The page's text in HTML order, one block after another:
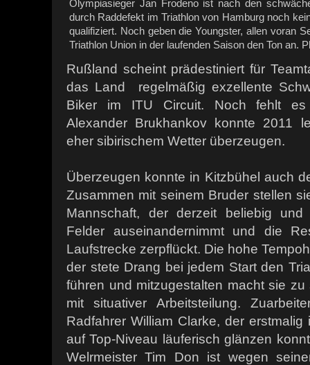
Olympiasieger Jan Frodeno ist nach den
durch Raddefekt im Triathlon von Hamburg noch
qualifiziert. Noch geben die Youngster, allen voran
Triathlon Union in der laufenden Saison den Ton an.
Rußland scheint prädestiniert für
das Land regelmäßig exzellente
Biker im ITU Circuit. Noch fehlt es
Alexander Brukhankov konnte 2011
eher sibirischem Wetter überzeugen.
Überzeugen konnte in Kitzbühel auch
Zusammen mit seinem Bruder stellen
Mannschaft, der derzeit beliebig
Felder auseinandernimmt und die
Laufstrecke zerpflückt. Die hohe
der stete Drang bei jedem Start den
führen und mitzugestalten macht sie
mit situativer Arbeitsteilung.
Radfahrer William Clarke, der
auf Top-Niveau läuferisch glänzen
Welrmeister Tim Don ist wegen